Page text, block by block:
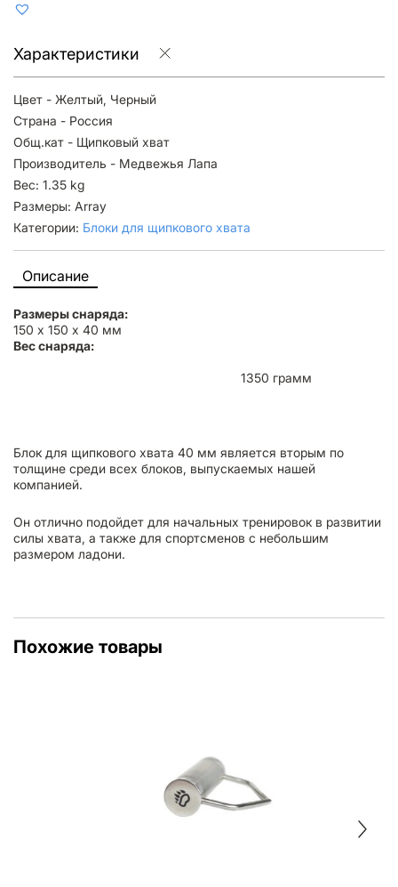
Описание
Размеры снаряда:
150 х 150 х 40 мм
Вес снаряда:
1350 грамм
Блок для щипкового хвата 40 мм является вторым по
толщине среди всех блоков, выпускаемых нашей
компанией.
Он отлично подойдет для начальных тренировок в развитии
силы хвата, а также для спортсменов с небольшим
размером ладони.
Характеристики
Цвет - Желтый, Черный
Страна - Россия
Общ.кат - Щипковый хват
Производитель - Медвежья Лапа
Вес: 1.35 kg
Размеры: Array
Категории: Блоки для щипкового хвата
Похожие товары